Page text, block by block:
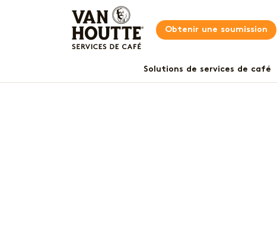
Obtenir une soumission
Solutions de services de café